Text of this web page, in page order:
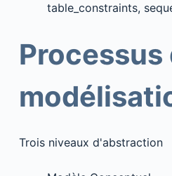
table_constraints,
Processus
Trois niveaux d'abstraction